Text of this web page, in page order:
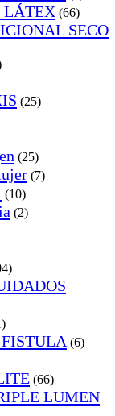
LÁTEX (66)
SECO
(25)
(25)
(7)
(10)
(2)
(6)
(66)
LUMEN